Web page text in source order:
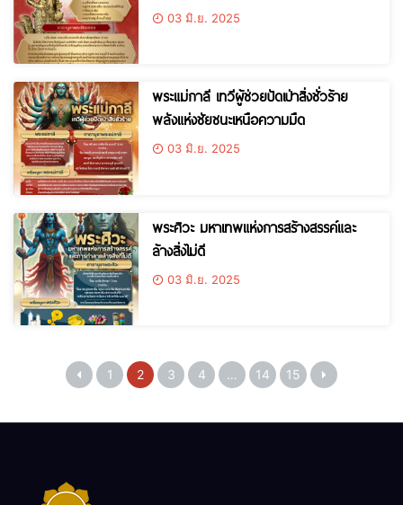
03 มิ.ย. 2025
พระแม่กาลี เทวีผู้ช่วยปัดเป่าสิ่งชั่วร้าย
พลังแห่งชัยชนะเหนือความมืด
03 มิ.ย. 2025
พระศิวะ มหาเทพแห่งการสร้างสรรค์และ
ล้างสิ่งไม่ดี
03 มิ.ย. 2025
1 2 3 4 … 14 15